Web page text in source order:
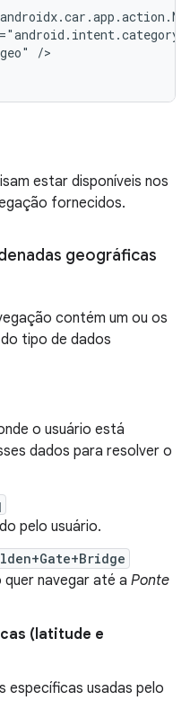
/>
estar disponíveis nos
fornecidos.
geográficas
contém um ou os
tipo de dados
o usuário está
dados para resolver o
pelo usuário.
quer navegar até a Ponte
(latitude e
específicas usadas pelo